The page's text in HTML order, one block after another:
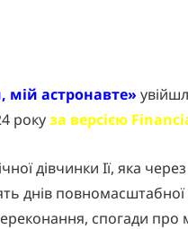
мій астронавте»
рокуза версією
дівчинки Ії, яка
днів повномасштабної
спогади про